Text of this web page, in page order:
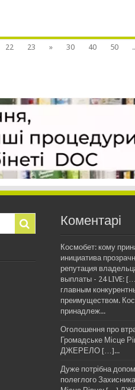
22 23 » 30 40 50
Коментарі
Космобет: кому
инициатива
репутация
выплаты - 24 LIVE:
главным
преимуществом.
принадлеж...
Оголошення про
Громадське Місце
ДЖЕРЕЛО […]...
Дуже потрібна
полеглого